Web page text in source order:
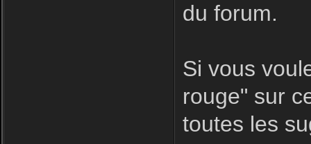
du forum.
Si vous
rouge" sur
toutes les